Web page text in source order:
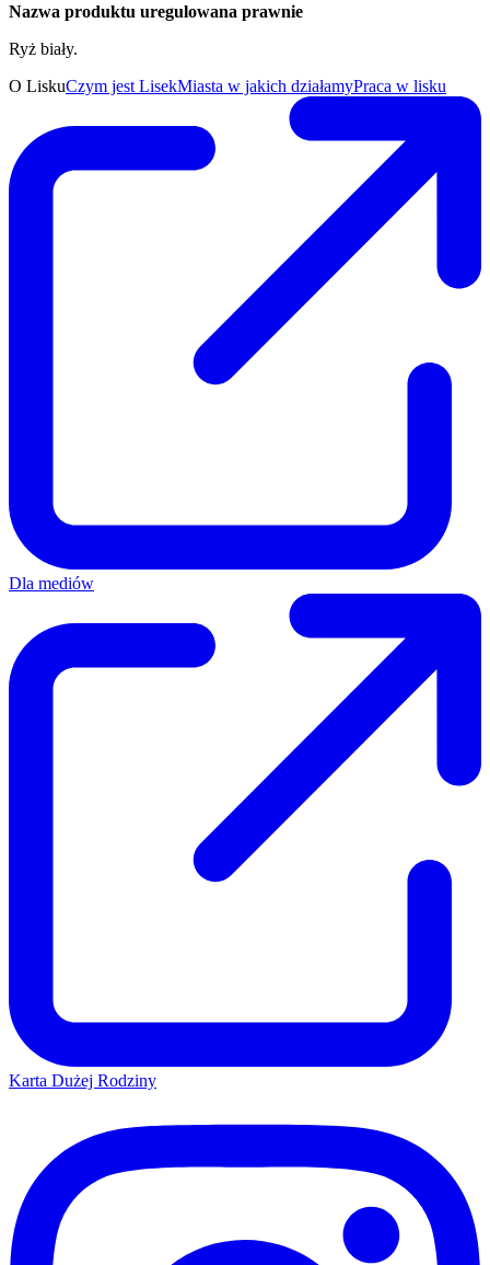
Nazwa produktu uregulowana prawnie
Ryż biały.
O LiskuCzym jest LisekMiasta w jakich działamyPraca w lisku
Dla mediów
Karta Dużej Rodziny